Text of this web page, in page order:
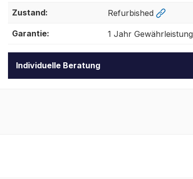
Zustand: Refurbished
Garantie: 1 Jahr Gewährleistung
Individuelle Beratung